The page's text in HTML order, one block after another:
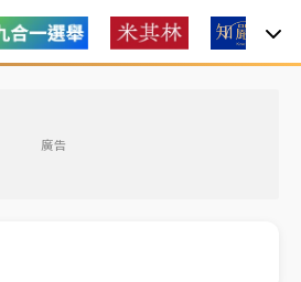
廣告
董事人數！辜仲諒向法院聲請遭